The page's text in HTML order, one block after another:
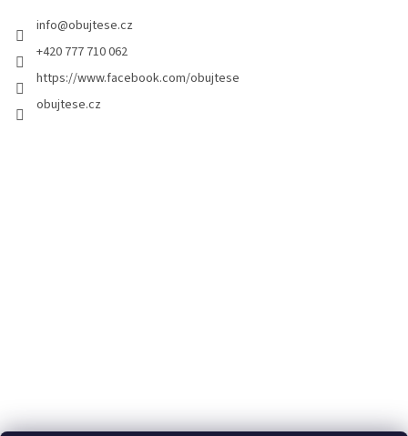
info@obujtese.cz
+420 777 710 062
https://www.facebook.com/obujtese
obujtese.cz